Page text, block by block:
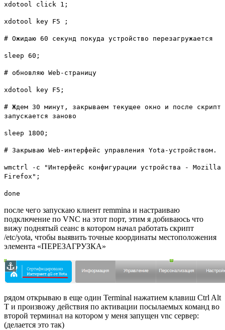
xdotool click 1;
xdotool key F5 ;
# Ожидаю 60 секунд покуда устройство перезагружается
sleep 60;
# обновляю Web-страницу
xdotool key F5;
# Ждем 30 минут, закрываем текущее окно и после скрипт
запускается заново
sleep 1800;
# Закрываю Web-интерфейс управления Yota-устройством.
wmctrl -c "Интерфейс конфигурации устройства - Mozilla
Firefox";
done
после чего запускаю клиент remmina и настраиваю
подключение по VNC на этот порт, этим я добиваюсь что
вижу поднятый сеанс в котором начал работать скрипт
/etc/yota, чтобы выявить точные координаты местоположения
элемента «ПЕРЕЗАГРУЗКА»
рядом открываю в еще один Terminal нажатием клавиш Ctrl Alt
T и произвожу действия по активации посылаемых команд во
второй терминал на котором у меня запущен vnc сервер:
(делается это так)